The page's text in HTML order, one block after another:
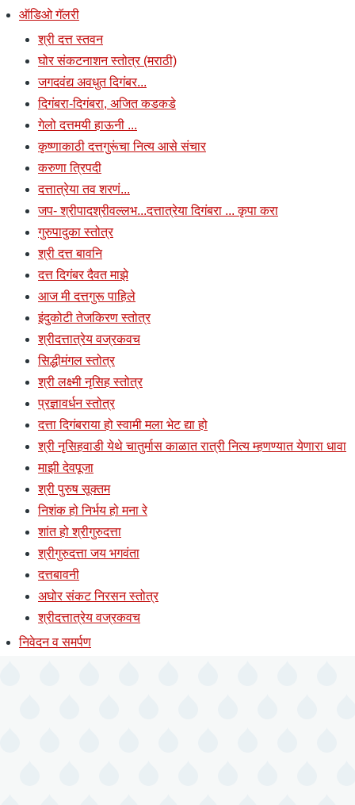
ऑडिओ गॅलरी
श्री दत्त स्तवन
घोर संकटनाशन स्तोत्र (मराठी)
जगदवंद्य अवधुत दिगंबर...
दिगंबरा-दिगंबरा, अजित कडकडे
गेलो दत्तमयी हाऊनी ...
कृष्णाकाठी दत्तगुरूंचा नित्य आसे संचार
करुणा त्रिपदी
दत्तात्रेया तव शरणं...
जप- श्रीपादश्रीवल्लभ...दत्तात्रेया दिगंबरा ... कृपा करा
गुरुपादुका स्तोत्र
श्री दत्त बावनि
दत्त दिगंबर दैवत माझे
आज मी दत्तगुरू पाहिले
इंदुकोटी तेजकिरण स्तोत्र
श्रीदत्तात्रेय वज्रकवच
सिद्धीमंगल स्तोत्र
श्री लक्ष्मी नृसिह स्तोत्र
प्रज्ञावर्धन स्तोत्र
दत्ता दिगंबराया हो स्वामी मला भेट द्या हो
श्री नृसिहवाडी येथे चातुर्मास काळात रात्री नित्य म्हणण्यात येणारा धावा
माझी देवपूजा
श्री पुरुष सूक्तम
निशंक हो निर्भय हो मना रे
शांत हो श्रीगुरुदत्ता
श्रीगुरुदत्ता जय भगवंता
दत्तबावनी
अघोर संकट निरसन स्तोत्र
श्रीदत्तात्रेय वज्रकवच
निवेदन व समर्पण